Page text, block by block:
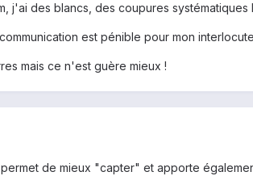
j'ai des blancs, des coupures
est pénible pour mon
mais ce n'est guère mieux !
de mieux "capter" et apporte